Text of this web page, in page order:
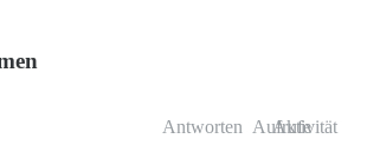
Antworten Aufrufe
Aktivität